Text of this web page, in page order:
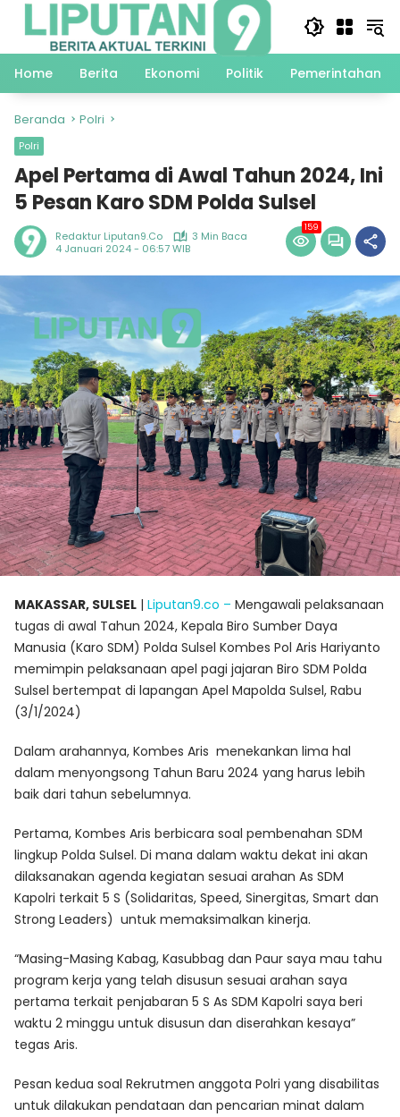
Langsung
Home
Berita Ekonomi Politik Pemerintahan
Beranda Polri
Polri
Apel Pertama di Awal Tahun 2024, Ini
5 Pesan Karo SDM Polda Sulsel
Redaktur Liputan9.co
3 Min Baca
4 Januari 2024 - 06:57 WIB
159
MAKASSAR, SULSEL | Liputan9.co – Mengawali pelaksanaan
tugas di awal Tahun 2024, Kepala Biro Sumber Daya
Manusia (Karo SDM) Polda Sulsel Kombes Pol Aris Hariyanto
memimpin pelaksanaan apel pagi jajaran Biro SDM Polda
Sulsel bertempat di lapangan Apel Mapolda Sulsel, Rabu
(3/1/2024)
Dalam arahannya, Kombes Aris menekankan lima hal
dalam menyongsong Tahun Baru 2024 yang harus lebih
baik dari tahun sebelumnya.
Pertama, Kombes Aris berbicara soal pembenahan SDM
lingkup Polda Sulsel. Di mana dalam waktu dekat ini akan
dilaksanakan agenda kegiatan sesuai arahan As SDM
Kapolri terkait 5 S (Solidaritas, Speed, Sinergitas, Smart dan
Strong Leaders) untuk memaksimalkan kinerja.
“Masing-Masing Kabag, Kasubbag dan Paur saya mau tahu
program kerja yang telah disusun sesuai arahan saya
pertama terkait penjabaran 5 S As SDM Kapolri saya beri
waktu 2 minggu untuk disusun dan diserahkan kesaya”
tegas Aris.
Pesan kedua soal Rekrutmen anggota Polri yang disabilitas
untuk dilakukan pendataan dan pencarian minat dalam